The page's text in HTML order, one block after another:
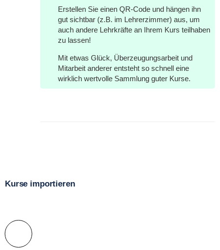
Erstellen Sie einen QR-Code und hängen ihn
gut sichtbar (z.B. im Lehrerzimmer) aus, um
auch andere Lehrkräfte an Ihrem Kurs teilhaben
zu lassen!
Mit etwas Glück, Überzeugungsarbeit und
Mitarbeit anderer entsteht so schnell eine
wirklich wertvolle Sammlung guter Kurse.
Kurse importieren